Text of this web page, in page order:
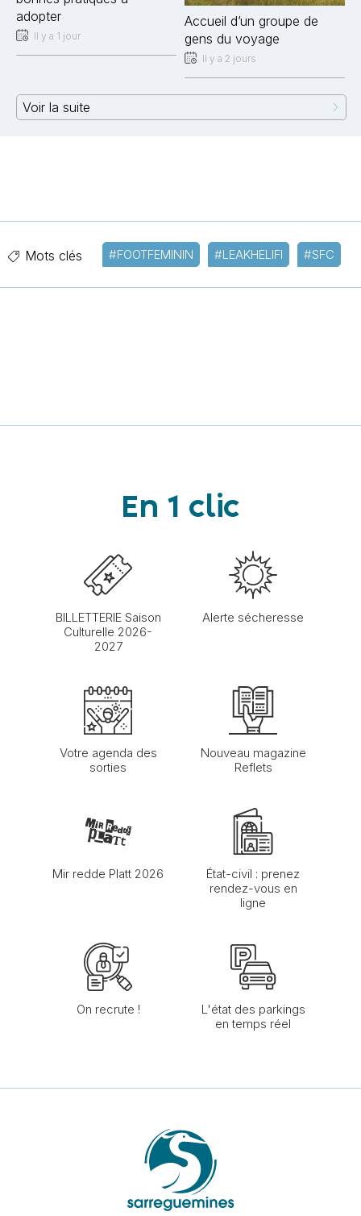
adopter
Il y a 1 jour
Accueil d’un groupe de
gens du voyage
Il y a 2 jours
Voir la suite
Mots clés #FOOTFEMININ #LEAKHELIFI #SFC
En 1 clic
BILLETTERIE Saison
Culturelle 2026-
2027
Alerte sécheresse
Votre agenda des
sorties
Nouveau magazine
Reflets
Mir redde Platt 2026
État-civil : prenez
rendez-vous en
ligne
On recrute !
L'état des parkings
en temps réel